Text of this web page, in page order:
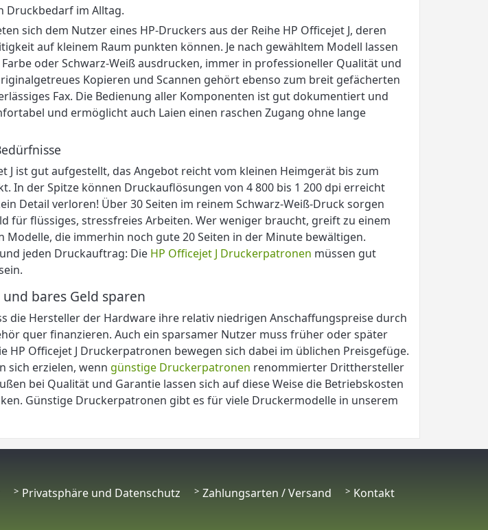
Druckbedarf im Alltag.
sich dem Nutzer eines HP-Druckers aus der Reihe HP Officejet J, deren
auf kleinem Raum punkten können. Je nach gewähltem Modell lassen
oder Schwarz-Weiß ausdrucken, immer in professioneller Qualität und
Kopieren und Scannen gehört ebenso zum breit gefächerten
Fax. Die Bedienung aller Komponenten ist gut dokumentiert und
und ermöglicht auch Laien einen raschen Zugang ohne lange
J ist gut aufgestellt, das Angebot reicht vom kleinen Heimgerät bis zum
In der Spitze können Druckauflösungen von 4 800 bis 1 200 dpi erreicht
Detail verloren! Über 30 Seiten im reinem Schwarz-Weiß-Druck sorgen
für flüssiges, stressfreies Arbeiten. Wer weniger braucht, greift zu einem
die immerhin noch gute 20 Seiten in der Minute bewältigen.
jeden Druckauftrag: Die HP Officejet J Druckerpatronen müssen gut
bares Geld sparen
die Hersteller der Hardware ihre relativ niedrigen Anschaffungspreise durch
quer finanzieren. Auch ein sparsamer Nutzer muss früher oder später
HP Officejet J Druckerpatronen bewegen sich dabei im üblichen Preisgefüge.
sich erzielen, wenn günstige Druckerpatronen renommierter Dritthersteller
bei Qualität und Garantie lassen sich auf diese Weise die Betriebskosten
Günstige Druckerpatronen gibt es für viele Druckermodelle in unserem
Privatsphäre und Datenschutz Zahlungsarten / Versand
Kontakt